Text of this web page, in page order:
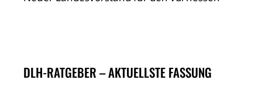
DLH-RATGEBER – AKTUELLSTE FASSUNG